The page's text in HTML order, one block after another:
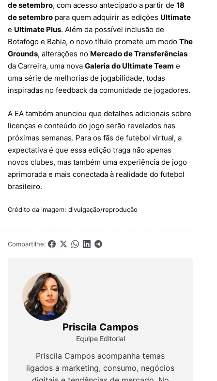
de setembro, com acesso antecipado a partir de 18
de setembro para quem adquirir as edições Ultimate
e Ultimate Plus. Além da possível inclusão de
Botafogo e Bahia, o novo título promete um modo The
Grounds, alterações no Mercado de Transferências
da Carreira, uma nova Galeria do Ultimate Team e
uma série de melhorias de jogabilidade, todas
inspiradas no feedback da comunidade de jogadores.
A EA também anunciou que detalhes adicionais sobre
licenças e conteúdo do jogo serão revelados nas
próximas semanas. Para os fãs de futebol virtual, a
expectativa é que essa edição traga não apenas
novos clubes, mas também uma experiência de jogo
aprimorada e mais conectada à realidade do futebol
brasileiro.
Crédito da imagem: divulgação/reprodução
Compartilhe:
Priscila Campos
Equipe Editorial
Priscila Campos acompanha temas
ligados a marketing, consumo, negócios